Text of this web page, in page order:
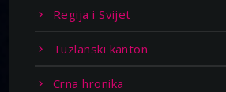
Regija i Svijet
Tuzlanski kanton
Crna hronika